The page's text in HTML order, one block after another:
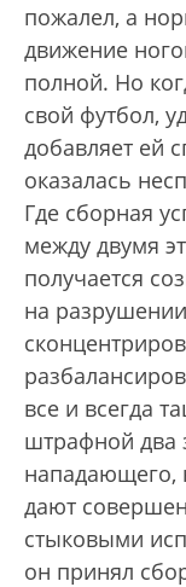
пожалел, а
движение
полной. Но
свой футбол,
добавляет ей
оказалась
Где сборная
между двумя
получается
на
все и всегда
штрафной два
нападающего,
дают
стыковыми
он принял